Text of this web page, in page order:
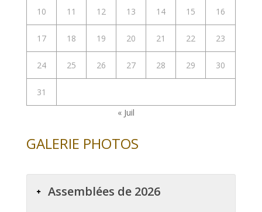
10 11 12 13 14 15 16
17 18 19 20 21 22 23
24 25 26 27 28 29 30
31
« Juil
GALERIE PHOTOS
Assemblées de 2026